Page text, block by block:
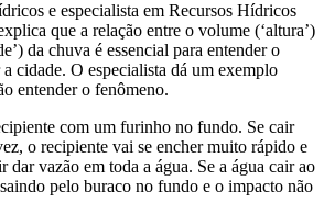
e especialista em Recursos Hídricos
que a relação entre o volume (‘altura’)
da chuva é essencial para entender o
cidade. O especialista dá um exemplo
entender o fenômeno.
com um furinho no fundo. Se cair
o recipiente vai se encher muito rápido e
dar vazão em toda a água. Se a água cair ao
pelo buraco no fundo e o impacto não